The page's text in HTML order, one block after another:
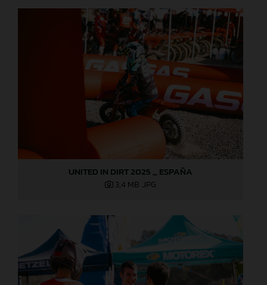
UNITED IN DIRT 2025 _ ESPAÑA
3,4 MB .JPG